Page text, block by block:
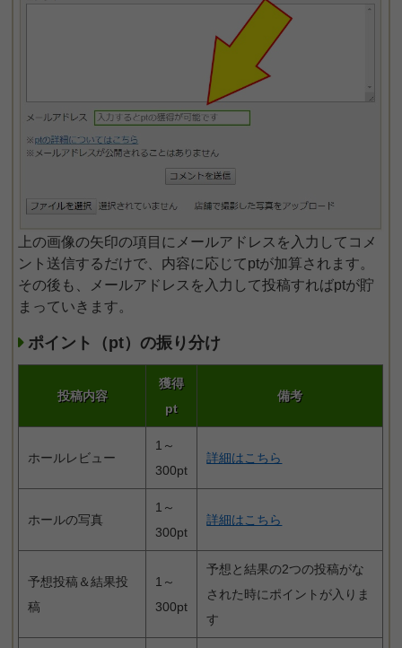
上の画像の矢印の項目にメールアドレスを入力してコメ
ント送信するだけで、内容に応じてptが加算されます。
その後も、メールアドレスを入力して投稿すればptが貯
まっていきます。
ポイント（pt）の振り分け
投稿内容
獲得
pt
備考
ホールレビュー
1～
300pt
詳細はこちら
ホールの写真
1～
300pt
詳細はこちら
予想投稿＆結果投
稿
1～
300pt
予想と結果の2つの投稿がな
された時にポイントが入りま
す